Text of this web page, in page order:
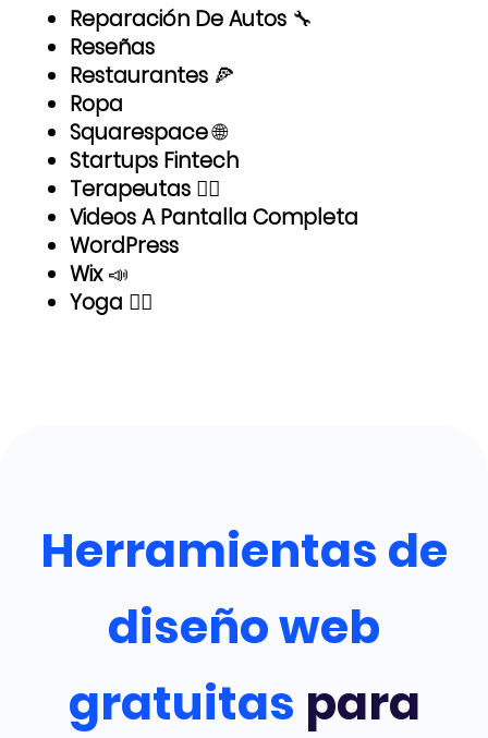
Reparación De Autos 🔧
Reseñas
Restaurantes🍕
Ropa
Squarespace🌐
Startups Fintech
Terapeutas 💆‍♂️
Videos A Pantalla Completa
WordPress
Wix📣
Yoga 🙅‍♀️
Herramientas de
diseño web
gratuitas para